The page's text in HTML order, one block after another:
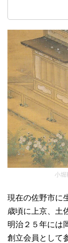
小
現在の佐野市に
歳頃に上京、土
明治２５年には
創立会員として